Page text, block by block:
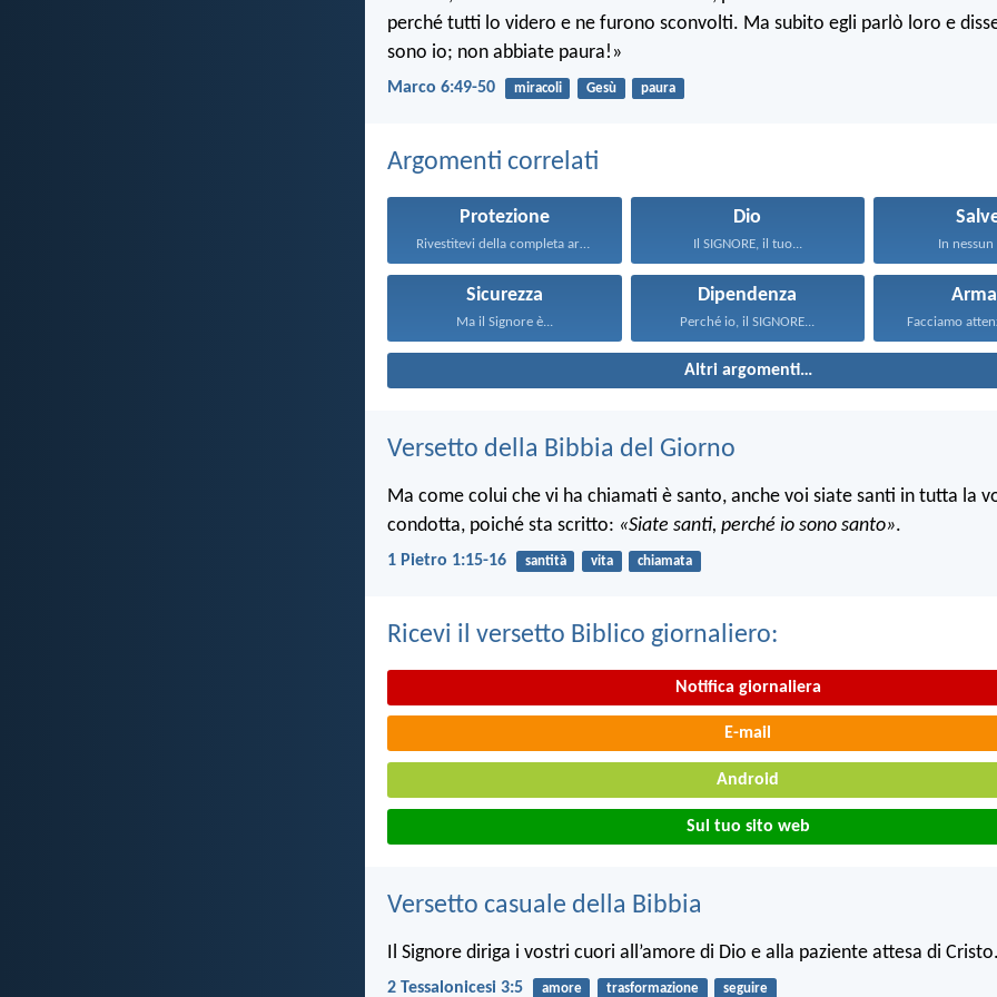
perché tutti lo videro e ne furono sconvolti. Ma subito egli parlò loro e
sono io; non abbiate paura!»
Marco 6:49-50 miracoli Gesù paura
Argomenti correlati
Protezione
Rivestitevi della completa armatura...
Dio
Il SIGNORE, il tuo... In
Sicurezza
Ma il Signore è...
Dipendenza
Perché io, il SIGNORE... Facciamo
Altri argomenti…
Versetto della Bibbia del Giorno
Ma come colui che vi ha chiamati è santo, anche voi siate santi in tutta la
condotta, poiché sta scritto: «Siate santi, perché io sono santo».
1 Pietro 1:15-16 santità vita chiamata
Ricevi il versetto Biblico giornaliero:
Notifica giornaliera
E-mail
Android
Sul tuo sito web
Versetto casuale della Bibbia
Il Signore diriga i vostri cuori all’amore di Dio e alla paziente attesa di
2 Tessalonicesi 3:5 amore trasformazione seguire